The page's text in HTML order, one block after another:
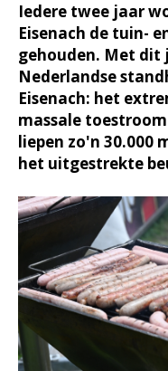
Iedere twee jaar
Eisenach de tuin-
gehouden. Met
Nederlandse
Eisenach: het
massale
liepen zo'n 30.000
het uitgestrekte